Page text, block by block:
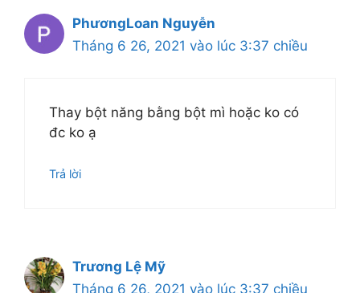
PhươngLoan Nguyễn
Tháng 6 26, 2021 vào lúc 3:37 chiều
Thay bột năng bằng bột mì hoặc ko có
đc ko ạ
Trả lời
Trương Lệ Mỹ
Tháng 6 26, 2021 vào lúc 3:37 chiều